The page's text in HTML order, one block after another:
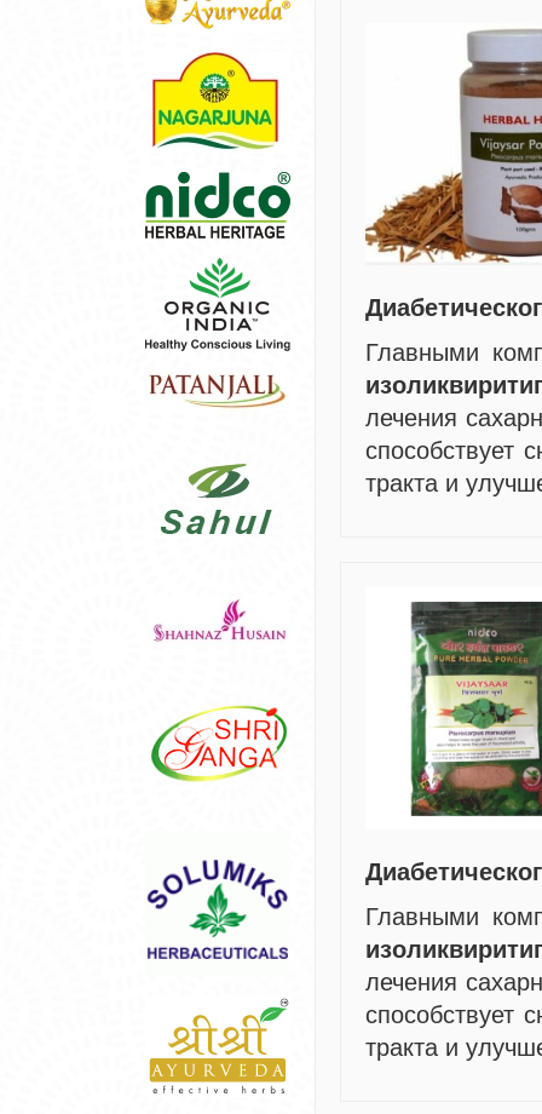
Главными
лечения
способствует
тракта и
Главными
лечения
способствует
тракта и